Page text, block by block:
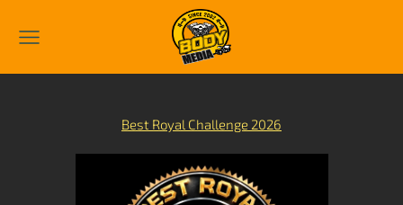
Best Royal Challenge 2026